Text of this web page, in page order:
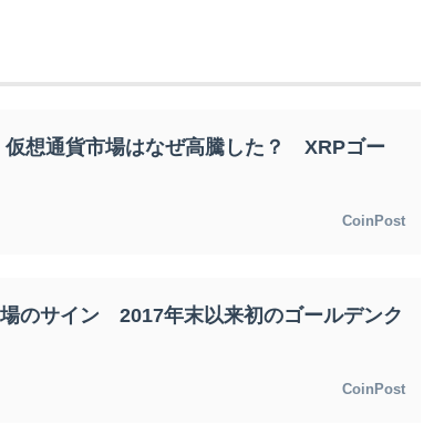
仮想通貨市場はなぜ高騰した？ XRPゴー
CoinPost
のサイン 2017年末以来初のゴールデンク
CoinPost